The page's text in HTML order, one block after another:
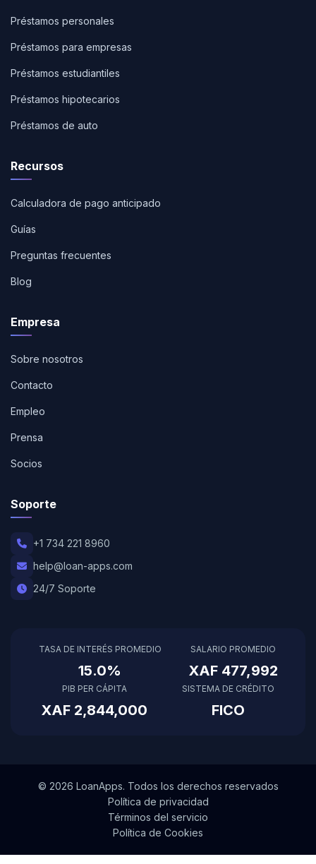
Préstamos personales
Préstamos para empresas
Préstamos estudiantiles
Préstamos hipotecarios
Préstamos de auto
Recursos
Calculadora de pago anticipado
Guías
Preguntas frecuentes
Blog
Empresa
Sobre nosotros
Contacto
Empleo
Prensa
Socios
Soporte
+1 734 221 8960
help@loan-apps.com
24/7 Soporte
TASA DE INTERÉS PROMEDIO
15.0%
SALARIO PROMEDIO
XAF 477,992
PIB PER CÁPITA
XAF 2,844,000
SISTEMA DE CRÉDITO
FICO
© 2026 LoanApps. Todos los derechos reservados
Política de privacidad
Términos del servicio
Política de Cookies